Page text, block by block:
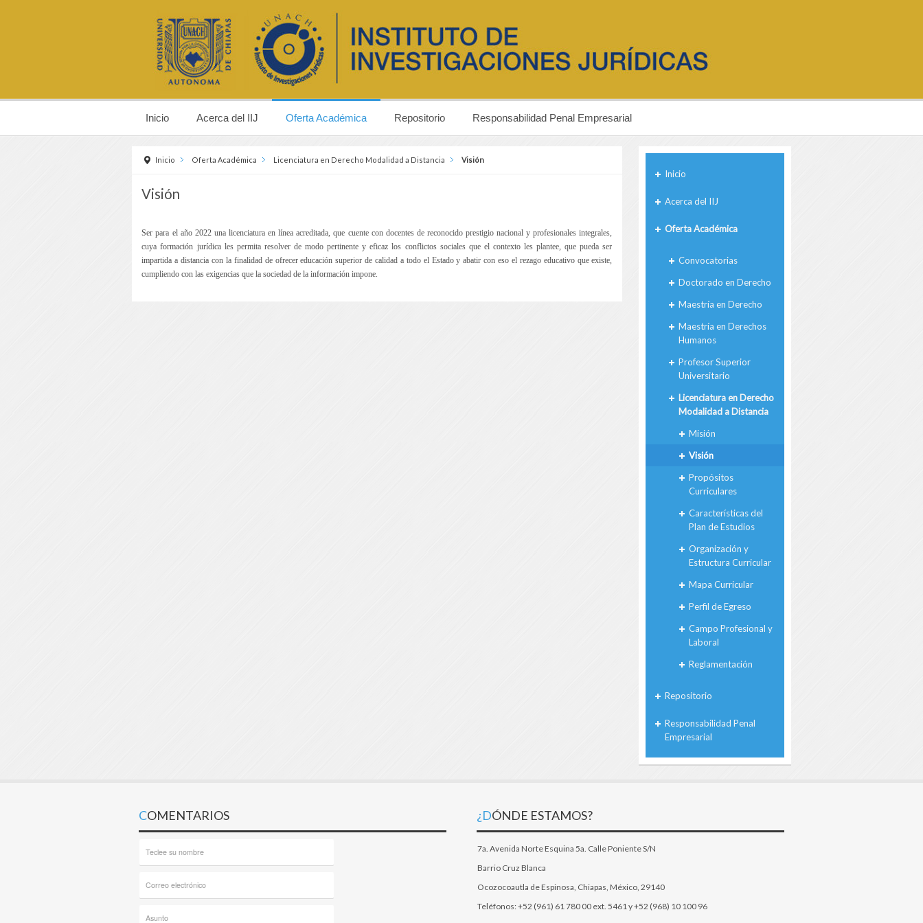
Inicio Acerca del IIJ Oferta Académica Repositorio Responsabilidad Penal Empresarial
Inicio Oferta Académica Licenciatura en Derecho Modalidad a Distancia Visión
Visión
Ser para el año 2022 una licenciatura en línea acreditada, que cuente con docentes de reconocido prestigio nacional y profesionales integrales,
cuya formación jurídica les permita resolver de modo pertinente y eficaz los conflictos sociales que el contexto les plantee, que pueda ser
impartida a distancia con la finalidad de ofrecer educación superior de calidad a todo el Estado y abatir con eso el rezago educativo que existe,
cumpliendo con las exigencias que la sociedad de la información impone.
Inicio
Acerca del IIJ
Oferta Académica
Convocatorias
Doctorado en Derecho
Maestría en Derecho
Maestría en Derechos
Humanos
Profesor Superior
Universitario
Licenciatura en Derecho
Modalidad a Distancia
Misión
Visión
Propósitos
Curriculares
Características del
Plan de Estudios
Organización y
Estructura Curricular
Mapa Curricular
Perfil de Egreso
Campo Profesional y
Laboral
Reglamentación
Repositorio
Responsabilidad Penal
Empresarial
COMENTARIOS ¿DÓNDE ESTAMOS?
7a. Avenida Norte Esquina 5a. Calle Poniente S/N
Barrio Cruz Blanca
Ocozocoautla de Espinosa, Chiapas, México, 29140
Teléfonos: +52 (961) 61 780 00 ext. 5461 y +52 (968) 10 100 96